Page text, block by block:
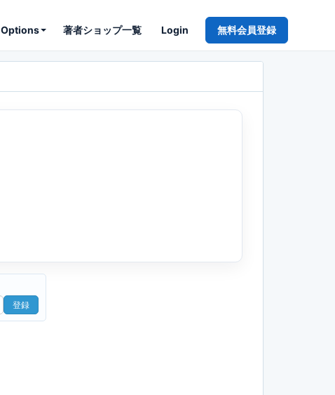
Options 著者ショップ一覧 Login 無料会員登録
登録